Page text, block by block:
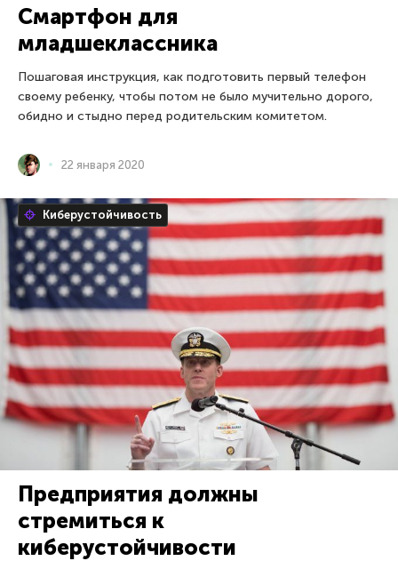
Смартфон для
младшеклассника
Пошаговая инструкция, как подготовить первый телефон
своему ребенку, чтобы потом не было мучительно дорого,
обидно и стыдно перед родительским комитетом.
22 января 2020
Киберустойчивость
Предприятия должны
стремиться к
киберустойчивости